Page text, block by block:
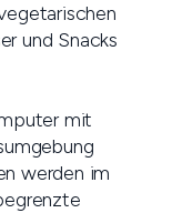
und Snacks
mit
werden im